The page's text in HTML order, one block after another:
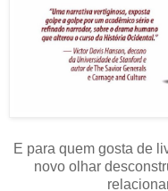
E para quem gosta de
novo olhar